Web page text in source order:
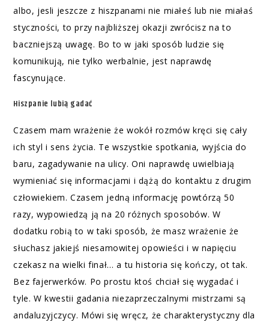
albo, jesli jeszcze z hiszpanami nie miałeś lub nie miałaś
styczności, to przy najbliższej okazji zwrócisz na to
baczniejszą uwagę. Bo to w jaki sposób ludzie się
komunikują, nie tylko werbalnie, jest naprawdę
fascynujące.
Hiszpanie lubią gadać
Czasem mam wrażenie że wokół rozmów kręci się cały
ich styl i sens życia. Te wszystkie spotkania, wyjścia do
baru, zagadywanie na ulicy. Oni naprawdę uwielbiają
wymieniać się informacjami i dążą do kontaktu z drugim
człowiekiem. Czasem jedną informację powtórzą 50
razy, wypowiedzą ją na 20 różnych sposobów. W
dodatku robią to w taki sposób, że masz wrażenie że
słuchasz jakiejś niesamowitej opowieści i w napięciu
czekasz na wielki finał… a tu historia się kończy, ot tak.
Bez fajerwerków. Po prostu ktoś chciał się wygadać i
tyle. W kwestii gadania niezaprzeczalnymi mistrzami są
andaluzyjczycy. Mówi się wręcz, że charakterystyczny dla